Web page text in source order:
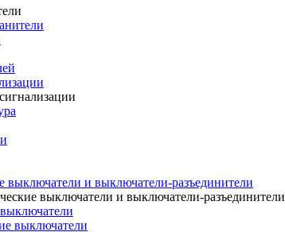
и выключатели-разъединители
выключатели и выключатели-разъединители
выключатели